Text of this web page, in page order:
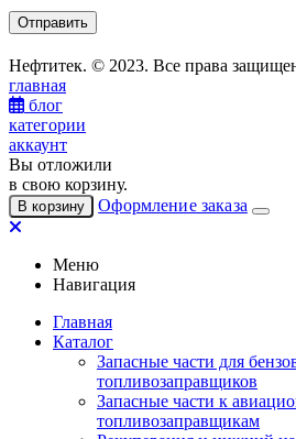
Нефтитек. © 2023. Все права
главная
блог
категории
аккаунт
Вы отложили
в свою корзину.
В корзину Оформление заказа
Меню
Навигация
Главная
Каталог
Запасные части для
топливозаправщиков
Запасные части к
топливозаправщикам